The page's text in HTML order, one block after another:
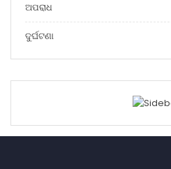
ଅପରାଧ
ଦୁର୍ଘଟଣା